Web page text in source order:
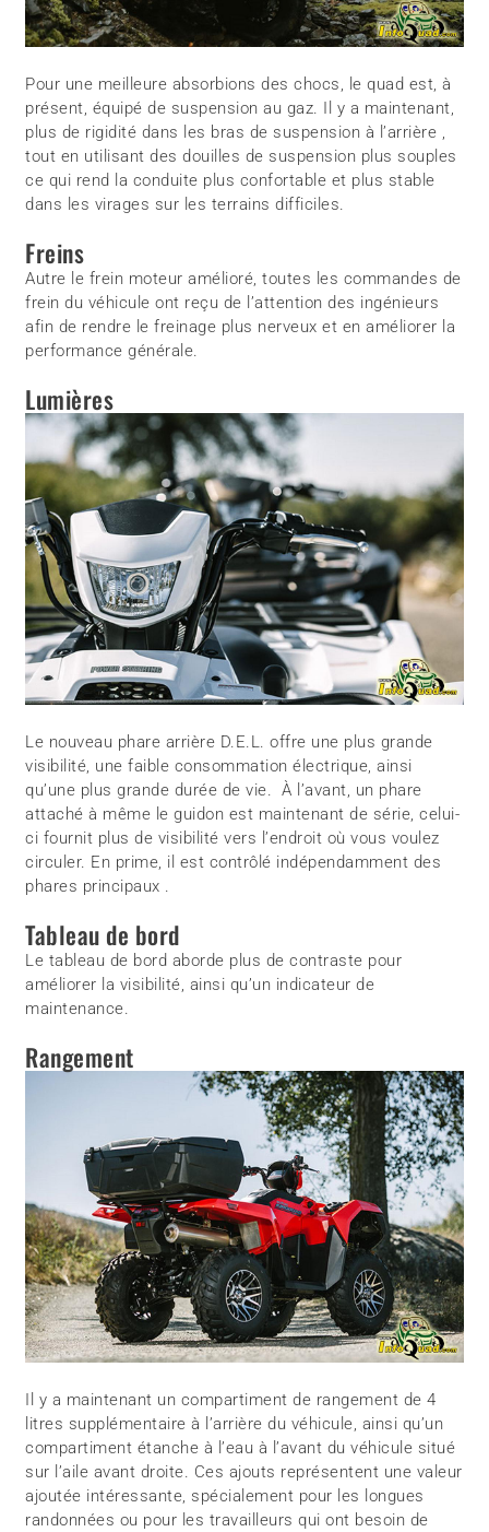
Pour une meilleure absorbions des chocs, le quad est, à
présent, équipé de suspension au gaz. Il y a maintenant,
plus de rigidité dans les bras de suspension à l’arrière ,
tout en utilisant des douilles de suspension plus souples
ce qui rend la conduite plus confortable et plus stable
dans les virages sur les terrains difficiles.
Freins
Autre le frein moteur amélioré, toutes les commandes de
frein du véhicule ont reçu de l’attention des ingénieurs
afin de rendre le freinage plus nerveux et en améliorer la
performance générale.
Lumières
Le nouveau phare arrière D.E.L. offre une plus grande
visibilité, une faible consommation électrique, ainsi
qu’une plus grande durée de vie. À l’avant, un phare
attaché à même le guidon est maintenant de série, celui-
ci fournit plus de visibilité vers l’endroit où vous voulez
circuler. En prime, il est contrôlé indépendamment des
phares principaux .
Tableau de bord
Le tableau de bord aborde plus de contraste pour
améliorer la visibilité, ainsi qu’un indicateur de
maintenance.
Rangement
Il y a maintenant un compartiment de rangement de 4
litres supplémentaire à l’arrière du véhicule, ainsi qu’un
compartiment étanche à l’eau à l’avant du véhicule situé
sur l’aile avant droite. Ces ajouts représentent une valeur
ajoutée intéressante, spécialement pour les longues
randonnées ou pour les travailleurs qui ont besoin de